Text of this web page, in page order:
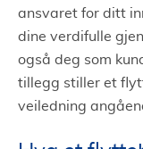
ansvaret for ditt
dine verdifulle
også deg som
tillegg stiller et
veiledning